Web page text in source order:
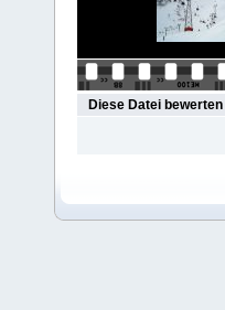
Diese Datei bewerten